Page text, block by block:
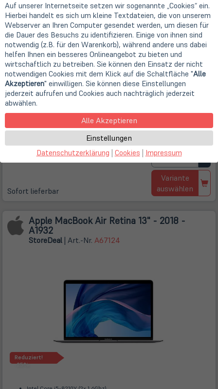
Intel Core i5-8210Y (2x 1,6Ghz)
33,8cm
2560 x 1600 Pixel (WQXGA)
16 GB LPDDR3 (onBoard / kein Steckplatz)
256GB SSD
Mac OS
Space Grau
Sofort lieferbar
inkl. USt
innerhalb
Details
Variante
auswählen
Apple MacBook Air Retina 13" - 2018 -
A1932
StoreDeal| Art.-Nr. A67124
Reduziert!
-25%
Auf unserer Internetseite setzen wir sogenannte „Cookies“ ein.
Hierbei handelt es sich um kleine Textdateien, die von unserem
Webserver an Ihren Computer gesendet werden, um diesen für
die Dauer des Besuchs zu identifizieren. Einige von ihnen sind
notwendig (z.B. für den Warenkorb), während andere uns dabei
helfen Ihnen ein besseres Onlineangebot zu bieten und
wirtschaftlich zu betreiben. Sie können den Einsatz der nicht
notwendigen Cookies mit dem Klick auf die Schaltfläche "Alle
Akzeptieren" einwilligen. Sie können diese Einstellungen
jederzeit aufrufen und Cookies auch nachträglich jederzeit
abwählen.
Alle Akzeptieren
Einstellungen
Datenschutzerklärung | Cookies | Impressum